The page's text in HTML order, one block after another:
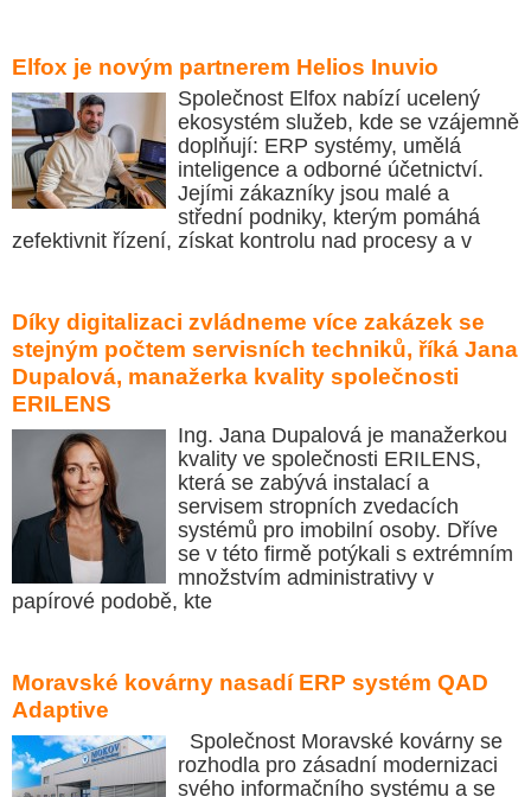
Elfox je novým partnerem Helios Inuvio
Společnost Elfox nabízí ucelený
ekosystém služeb, kde se vzájemně
doplňují: ERP systémy, umělá
inteligence a odborné účetnictví.
Jejími zákazníky jsou malé a
střední podniky, kterým pomáhá
zefektivnit řízení, získat kontrolu nad procesy a v
Díky digitalizaci zvládneme více zakázek se
stejným počtem servisních techniků, říká Jana
Dupalová, manažerka kvality společnosti
ERILENS
Ing. Jana Dupalová je manažerkou
kvality ve společnosti ERILENS,
která se zabývá instalací a
servisem stropních zvedacích
systémů pro imobilní osoby. Dříve
se v této firmě potýkali s extrémním
množstvím administrativy v
papírové podobě, kte
Moravské kovárny nasadí ERP systém QAD
Adaptive
Společnost Moravské kovárny se
rozhodla pro zásadní modernizaci
svého informačního systému a se